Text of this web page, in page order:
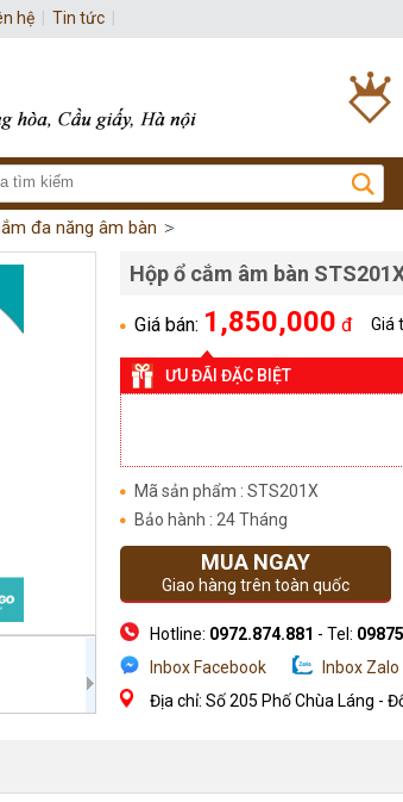
đa năng âm bàn
Hộp ổ cắm âm bàn
Giá bán: 1,850,000 đ Giá
ƯU ĐÃI ĐẶC BIỆT
Mã sản phẩm : STS201X
Bảo hành : 24 Tháng
MUA NGAY
Giao hàng trên toàn quốc
Hotline: 0972.874.881 - Tel:
Inbox Facebook
Inbox Zalo
Địa chỉ: Số 205 Phố Chùa Láng -
hệ Tin tức